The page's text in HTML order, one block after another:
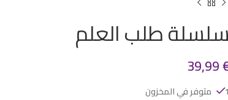
سلسلة طلب العلم
39,99
1 متوفر في المخزون